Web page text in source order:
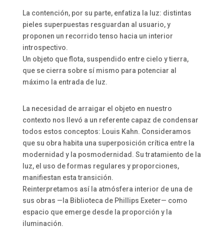
La contención, por su parte, enfatiza la luz: distintas
pieles superpuestas resguardan al usuario, y
proponen un recorrido tenso hacia un interior
introspectivo.
Un objeto que flota, suspendido entre cielo y tierra,
que se cierra sobre sí mismo para potenciar al
máximo la entrada de luz.
La necesidad de arraigar el objeto en nuestro
contexto nos llevó a un referente capaz de condensar
todos estos conceptos: Louis Kahn. Consideramos
que su obra habita una superposición crítica entre la
modernidad y la posmodernidad. Su tratamiento de la
luz, el uso de formas regulares y proporciones,
manifiestan esta transición.
Reinterpretamos así la atmósfera interior de una de
sus obras —la Biblioteca de Phillips Exeter— como
espacio que emerge desde la proporción y la
iluminación.